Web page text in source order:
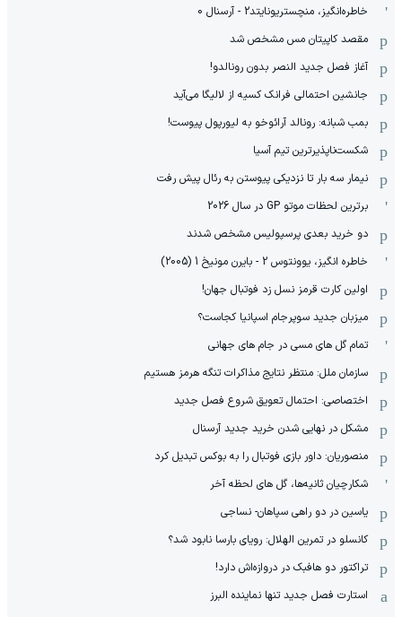
خاطره‌انگیز، منچستریونایتد2 - آرسنال 0
مقصد کاپیتان مس مشخص شد
آغاز فصل جدید النصر بدون رونالدو!
جانشین احتمالی فرانک کسیه از لالیگا می‌آید
بمب شبانه: رونالد آرائوخو به لیورپول پیوست!
شکست‌ناپذیرترین تیم آسیا
نیمار سه بار تا نزدیکی پیوستن به رئال پیش رفت
برترین لحظات موتو GP در سال 2026
دو خرید بعدی پرسپولیس مشخص شدند
خاطره انگیز، یوونتوس 2 - بایرن مونیخ 1 (2005)
اولین کارت قرمز نسل زد فوتبال جهان!
میزبان جدید سوپرجام اسپانیا کجاست؟
تمام گل های مسی در جام های جهانی
سازمان ملل: منتظر نتایج مذاکرات تنگه هرمز هستیم
اختصاصی: احتمال تعویق شروع فصل جدید
مشکل در نهایی شدن خرید جدید آرسنال
منصوریان: داور بازی فوتبال را به بوکس تبدیل کرد
شکارچیان ثانیه‌ها، گل های لحظه آخر
یاسین در دو راهی سپاهان- نساجی
کانسلو در تمرین الهلال: رویای بارسا نابود شد؟
تراکتور دو هافبک در دروازه‌اش دارد!
استارت فصل جدید تنها نماینده البرز